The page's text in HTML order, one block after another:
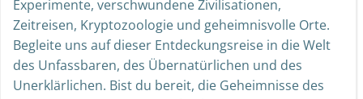
Experimente, verschwundene Zivilisationen,
Zeitreisen, Kryptozoologie und geheimnisvolle Orte.
Begleite uns auf dieser Entdeckungsreise in die Welt
des Unfassbaren, des Übernatürlichen und des
Unerklärlichen. Bist du bereit, die Geheimnisse des